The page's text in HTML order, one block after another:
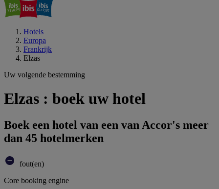
Hotels
Europa
Frankrijk
Elzas
Uw volgende bestemming
Elzas : boek uw hotel
Boek een hotel van een van Accor's meer
dan 45 hotelmerken
fout(en)
Core booking engine